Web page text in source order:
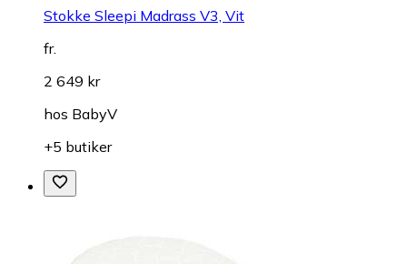
Stokke Sleepi Madrass V3, Vit
fr.
2 649 kr
hos BabyV
+5 butiker